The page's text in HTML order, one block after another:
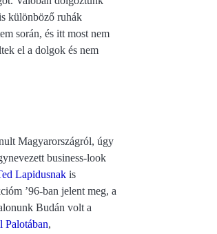
különböző ruhák
során, és itt most nem
el a dolgok és nem
Magyarországról, úgy
business-look
Lapidusnak is
’96-ban jelent meg, a
Budán volt a
Palotában,